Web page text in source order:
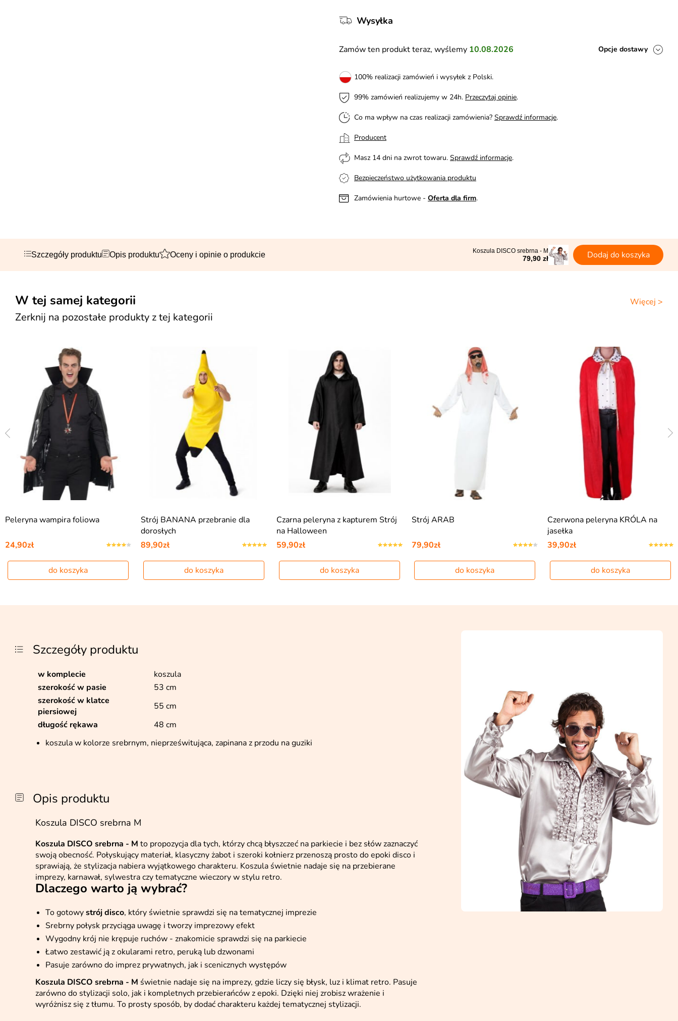
Wysyłka
Zamów ten produkt teraz, wyślemy 10.08.2026 Opcje dostawy
100% realizacji zamówień i wysyłek z Polski.
99% zamówień realizujemy w 24h. Przeczytaj opinie.
Co ma wpływ na czas realizacji zamówienia? Sprawdź informacje.
Producent
Masz 14 dni na zwrot towaru. Sprawdź informacje.
Bezpieczeństwo użytkowania produktu
Zamówienia hurtowe - Oferta dla firm.
Szczegóły produktu Opis produktu Oceny i opinie o produkcie Koszula DISCO srebrna - M
79,90 zł Dodaj do koszyka
Więcej >
W tej samej kategorii
Zerknij na pozostałe produkty z tej kategorii
Peleryna wampira foliowa
24,90zł
do koszyka
Strój BANANA przebranie dla
dorosłych
89,90zł
do koszyka
Czarna peleryna z kapturem Strój
na Halloween
59,90zł
do koszyka
Strój ARAB
79,90zł
do koszyka
Czerwona peleryna KRÓLA na
jasełka
39,90zł
do koszyka
Szczegóły produktu
w komplecie
koszula
szerokość w pasie
53 cm
szerokość w klatce
piersiowej
55 cm
długość rękawa
48 cm
koszula w kolorze srebrnym, nieprześwitująca, zapinana z przodu na guziki
Opis produktu
Koszula DISCO srebrna M
Koszula DISCO srebrna - M to propozycja dla tych, którzy chcą błyszczeć na parkiecie i bez słów zaznaczyć
swoją obecność. Połyskujący materiał, klasyczny żabot i szeroki kołnierz przenoszą prosto do epoki disco i
sprawiają, że stylizacja nabiera wyjątkowego charakteru. Koszula świetnie nadaje się na przebierane
imprezy, karnawał, sylwestra czy tematyczne wieczory w stylu retro.
Dlaczego warto ją wybrać?
To gotowystrój disco, który świetnie sprawdzi się na tematycznej imprezie
Srebrny połysk przyciąga uwagę i tworzy imprezowy efekt
Wygodny krój nie krępuje ruchów - znakomicie sprawdzi się na parkiecie
Łatwo zestawić ją z okularami retro, peruką lub dzwonami
Pasuje zarówno do imprez prywatnych, jak i scenicznych występów
Koszula DISCO srebrna - M świetnie nadaje się na imprezy, gdzie liczy się błysk, luz i klimat retro. Pasuje
zarówno do stylizacji solo, jak i kompletnych przebierańców z epoki. Dzięki niej zrobisz wrażenie i
wyróżnisz się z tłumu. To prosty sposób, by dodać charakteru każdej tematycznej stylizacji.